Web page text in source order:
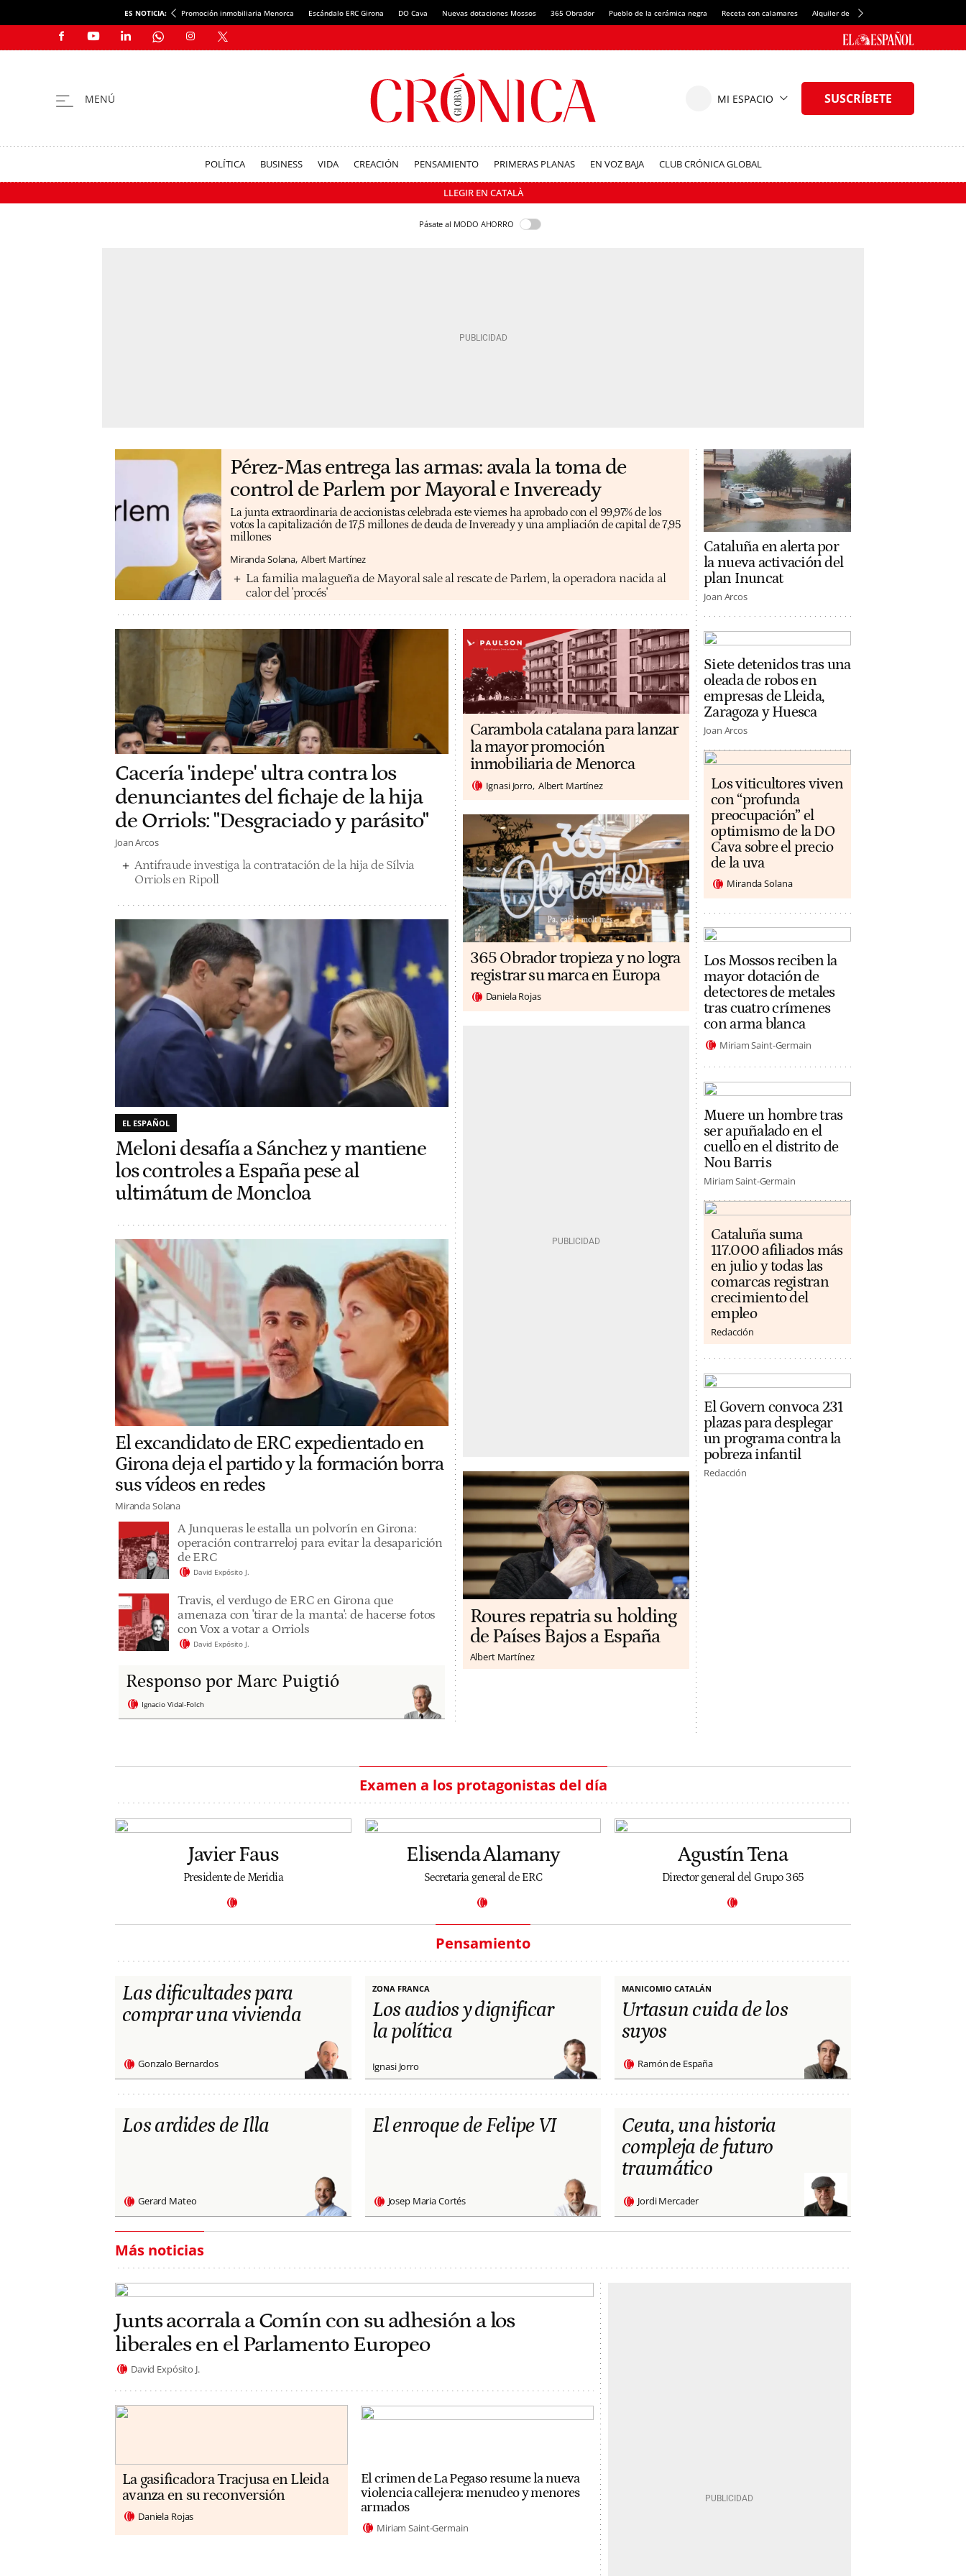
ES NOTICIA: Promoción inmobiliaria Menorca Escándalo ERC Girona DO Cava Nuevas dotaciones Mossos 365 Obrador Pueblo de la cerámica negra Receta con calamares Alquiler de habitaciones en España
POLÍTICA BUSINESS VIDA CREACIÓN PENSAMIENTO PRIMERAS PLANAS EN VOZ BAJA CLUB CRÓNICA GLOBAL
LLEGIR EN CATALÀ
Pásate al MODO AHORRO
Pérez-Mas entrega las armas: avala la toma de
control de Parlem por Mayoral e Inveready
La junta extraordinaria de accionistas celebrada este viernes ha aprobado con el 99,97% de los
votos la capitalización de 17,5 millones de deuda de Inveready y una ampliación de capital de 7,95
millones
Miranda Solana Albert Martínez
La familia malagueña de Mayoral sale al rescate de Parlem, la operadora nacida al
calor del 'procés'
Cacería 'indepe' ultra contra los
denunciantes del fichaje de la hija
de Orriols: "Desgraciado y parásito"
Joan Arcos
Antifraude investiga la contratación de la hija de Sílvia
Orriols en Ripoll
EL ESPAÑOL
Meloni desafía a Sánchez y mantiene
los controles a España pese al
ultimátum de Moncloa
El excandidato de ERC expedientado en
Girona deja el partido y la formación borra
sus vídeos en redes
Miranda Solana
A Junqueras le estalla un polvorín en Girona:
operación contrarreloj para evitar la desaparición
de ERC
David Expósito J.
Travis, el verdugo de ERC en Girona que
amenaza con 'tirar de la manta': de hacerse fotos
con Vox a votar a Orriols
David Expósito J.
Responso por Marc Puigtió
Ignacio Vidal-Folch
Carambola catalana para lanzar
la mayor promoción
inmobiliaria de Menorca
Ignasi Jorro Albert Martínez
365 Obrador tropieza y no logra
registrar su marca en Europa
Daniela Rojas
Roures repatria su holding
de Países Bajos a España
Albert Martínez
Cataluña en alerta por
la nueva activación del
plan Inuncat
Joan Arcos
Siete detenidos tras una
oleada de robos en
empresas de Lleida,
Zaragoza y Huesca
Joan Arcos
Los viticultores viven
con “profunda
preocupación” el
optimismo de la DO
Cava sobre el precio
de la uva
Miranda Solana
Los Mossos reciben la
mayor dotación de
detectores de metales
tras cuatro crímenes
con arma blanca
Miriam Saint-Germain
Muere un hombre tras
ser apuñalado en el
cuello en el distrito de
Nou Barris
Miriam Saint-Germain
Cataluña suma
117.000 afiliados más
en julio y todas las
comarcas registran
crecimiento del
empleo
Redacción
El Govern convoca 231
plazas para desplegar
un programa contra la
pobreza infantil
Redacción
Examen a los protagonistas del día
Javier Faus
Presidente de Meridia
Elisenda Alamany
Secretaria general de ERC
Agustín Tena
Director general del Grupo 365
Pensamiento
Las dificultades para
comprar una vivienda
Gonzalo Bernardos
ZONA FRANCA
Los audios y dignificar
la política
Ignasi Jorro
MANICOMIO CATALÁN
Urtasun cuida de los
suyos
Ramón de España
Los ardides de Illa
Gerard Mateo
El enroque de Felipe VI
Josep Maria Cortés
Ceuta, una historia
compleja de futuro
traumático
Jordi Mercader
Más noticias
Junts acorrala a Comín con su adhesión a los
liberales en el Parlamento Europeo
David Expósito J.
La gasificadora Tracjusa en Lleida
avanza en su reconversión
Daniela Rojas
El crimen de La Pegaso resume la nueva
violencia callejera: menudeo y menores
armados
Miriam Saint-Germain